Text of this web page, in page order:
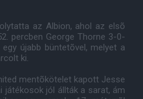
az Albion, ahol az elsõ
percben George Thorne 3-0-
újabb büntetõvel, melyet a
ki.
mentõkötelet kapott Jesse
játékosok jól állták a sarat, ám